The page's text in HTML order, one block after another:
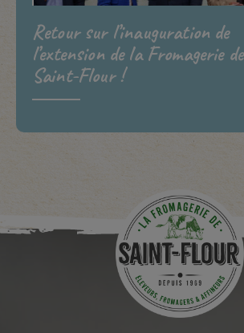
Retour sur l’inauguration de
l’extension de la Fromagerie de
Saint-Flour !